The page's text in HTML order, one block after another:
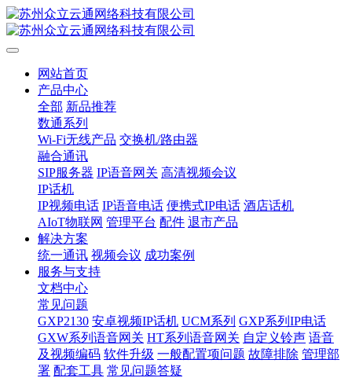
网站首页
产品中心
全部 新品推荐
数通系列
Wi-Fi无线产品 交换机/路由器
融合通讯
SIP服务器 IP语音网关 高清视频会议
IP话机
IP视频电话 IP语音电话 便携式IP电话 酒店话机
AIoT物联网 管理平台 配件 退市产品
解决方案
统一通讯 视频会议 成功案例
服务与支持
文档中心
常见问题
GXP2130 安卓视频IP话机 UCM系列 GXP系列IP电话
GXW系列语音网关 HT系列语音网关 自定义铃声 语音
及视频编码 软件升级 一般配置项问题 故障排除 管理部
署 配套工具 常见问题答疑